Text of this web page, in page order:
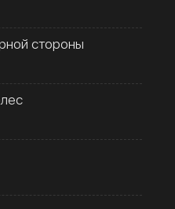
стороны